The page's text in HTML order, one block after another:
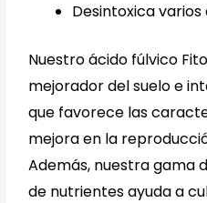
Desintoxica
Nuestro ácido fúlvico
mejorador del suelo e
que favorece las
mejora en la
Además, nuestra gama
de nutrientes ayuda a